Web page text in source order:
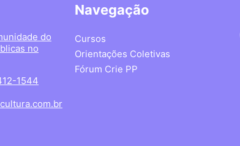
do
no
1544
Navegação
Cursos
Orientações Coletivas
Fórum Crie PP